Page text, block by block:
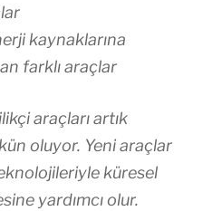
kaynaklarına
farklı araçlar
araçları artık
oluyor. Yeni araçlar
küresel
yardımcı olur.